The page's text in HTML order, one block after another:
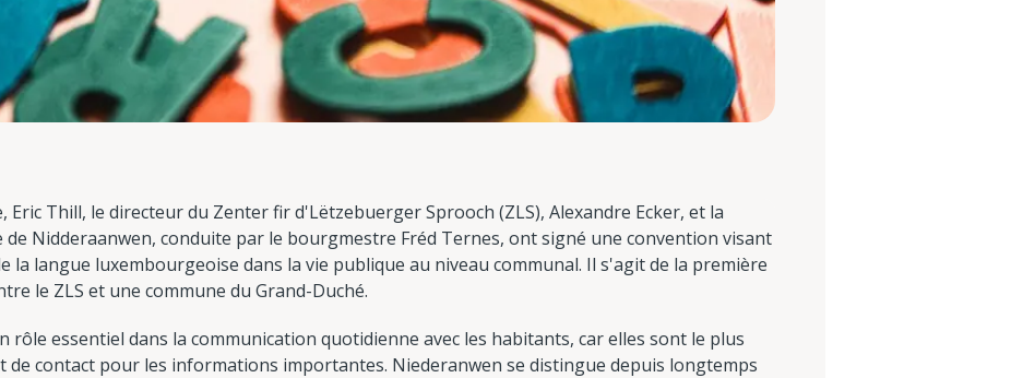
Eric Thill, le directeur du Zenter fir d'Lëtzebuerger Sprooch (ZLS), Alexandre Ecker, et la
de Nidderaanwen, conduite par le bourgmestre Fréd Ternes, ont signé une convention visant
la langue luxembourgeoise dans la vie publique au niveau communal. Il s'agit de la première
le ZLS et une commune du Grand-Duché.
rôle essentiel dans la communication quotidienne avec les habitants, car elles sont le plus
de contact pour les informations importantes. Niederanwen se distingue depuis longtemps